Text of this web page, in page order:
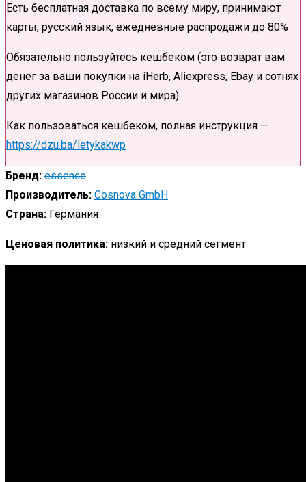
Есть бесплатная доставка по всему миру, принимают
карты, русский язык, ежедневные распродажи до 80%
Обязательно пользуйтесь кешбеком (это возврат вам
денег за ваши покупки на iHerb, Aliexpress, Ebay и сотнях
других магазинов России и мира)
Как пользоваться кешбеком, полная инструкция —
https://dzu.ba/letykakwp
Бренд: essence
Производитель: Cosnova GmbH
Страна: Германия
Ценовая политика: низкий и средний сегмент